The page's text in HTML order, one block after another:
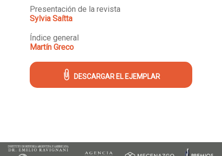
Presentación de la revista
Sylvia Saítta
Índice general
Martín Greco
DESCARGAR EL EJEMPLAR